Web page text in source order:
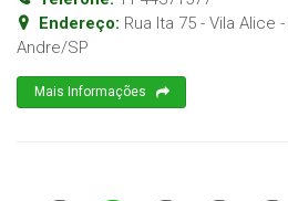
Endereço: Rua Ita 75 - Vila Alice
Andre/SP
Mais Informações